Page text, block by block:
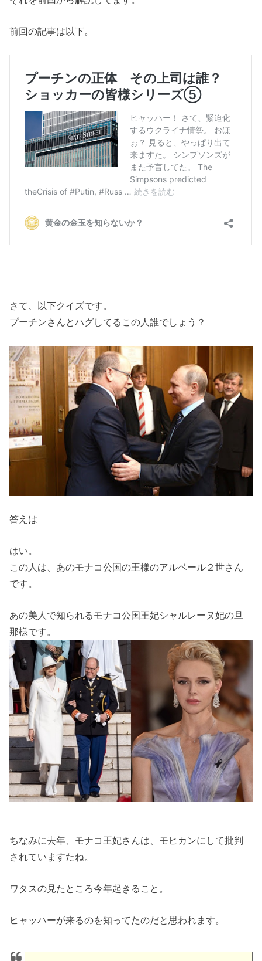
前回の記事は以下。
さて、以下クイズです。
プーチンさんとハグしてるこの人誰でしょう？
答えは
はい。
この人は、あのモナコ公国の王様のアルベール２世さん
です。
あの美人で知られるモナコ公国王妃シャルレーヌ妃の旦
那様です。
ちなみに去年、モナコ王妃さんは、モヒカンにして批判
されていますたね。
ワタスの見たところ今年起きること。
ヒャッハーが来るのを知ってたのだと思われます。